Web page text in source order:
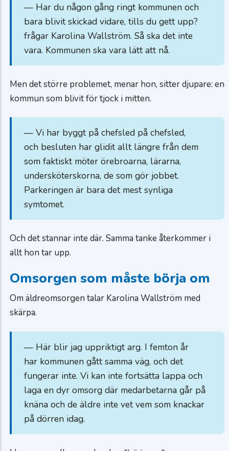
— Har du någon gång ringt kommunen och
bara blivit skickad vidare, tills du gett upp?
frågar Karolina Wallström. Så ska det inte
vara. Kommunen ska vara lätt att nå.
Men det större problemet, menar hon, sitter djupare: en
kommun som blivit för tjock i mitten.
— Vi har byggt på chefsled på chefsled,
och besluten har glidit allt längre från dem
som faktiskt möter örebroarna, lärarna,
undersköterskorna, de som gör jobbet.
Parkeringen är bara det mest synliga
symtomet.
Och det stannar inte där. Samma tanke återkommer i
allt hon tar upp.
Omsorgen som måste börja om
Om äldreomsorgen talar Karolina Wallström med
skärpa.
— Här blir jag uppriktigt arg. I femton år
har kommunen gått samma väg, och det
fungerar inte. Vi kan inte fortsätta lappa och
laga en dyr omsorg där medarbetarna går på
knäna och de äldre inte vet vem som knackar
på dörren idag.